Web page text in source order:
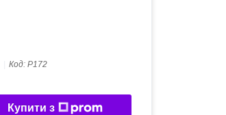
Код: Р172
Купити з